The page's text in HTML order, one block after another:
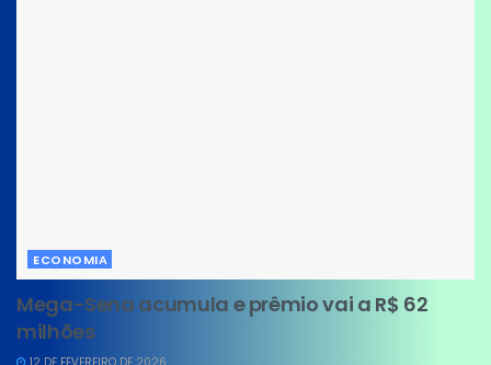
ECONOMIA
Mega-Sena acumula e prêmio vai a R$ 62
milhões